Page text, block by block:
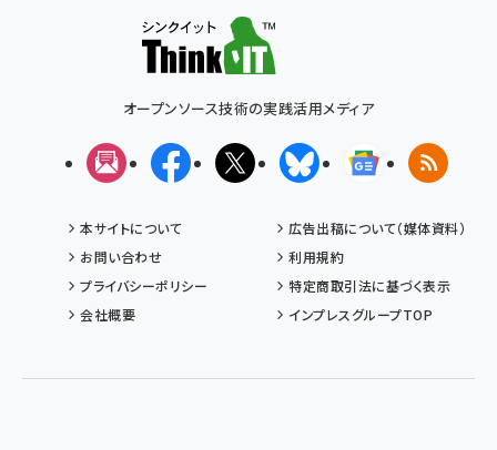
オープンソース技術の実践活用メディア
メルマガFacebookX(エックス)BlueskyGoogleニュ
RSS
本サイトについて
広告出稿について（媒体資料）
お問い合わせ
利用規約
プライバシーポリシー
特定商取引法に基づく表示
会社概要
インプレスグループTOP